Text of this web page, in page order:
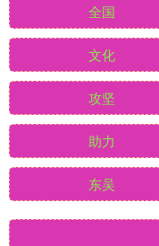
全国
文化
攻坚
助力
东吴